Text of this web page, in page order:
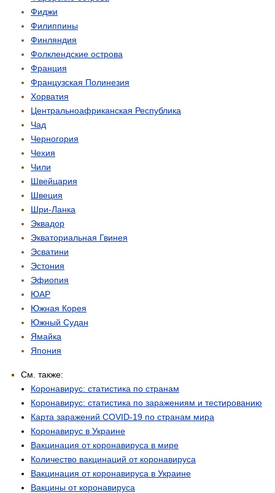
Фиджи
Филиппины
Финляндия
Фолклендские острова
Франция
Французская Полинезия
Хорватия
Центрально­африканская Республика
Чад
Черногория
Чехия
Чили
Швейцария
Швеция
Шри-Ланка
Эквадор
Экваториальная Гвинея
Эсватини
Эстония
Эфиопия
ЮАР
Южная Корея
Южный Судан
Ямайка
Япония
См. также:
Коронавирус: статистика по странам
Коронавирус: статистика по заражениям и тестированию
Карта заражений COVID-19 по странам мира
Коронавирус в Украине
Вакцинация от коронавируса в мире
Количество вакцинаций от коронавируса
Вакцинация от коронавируса в Украине
Вакцины от коронавируса